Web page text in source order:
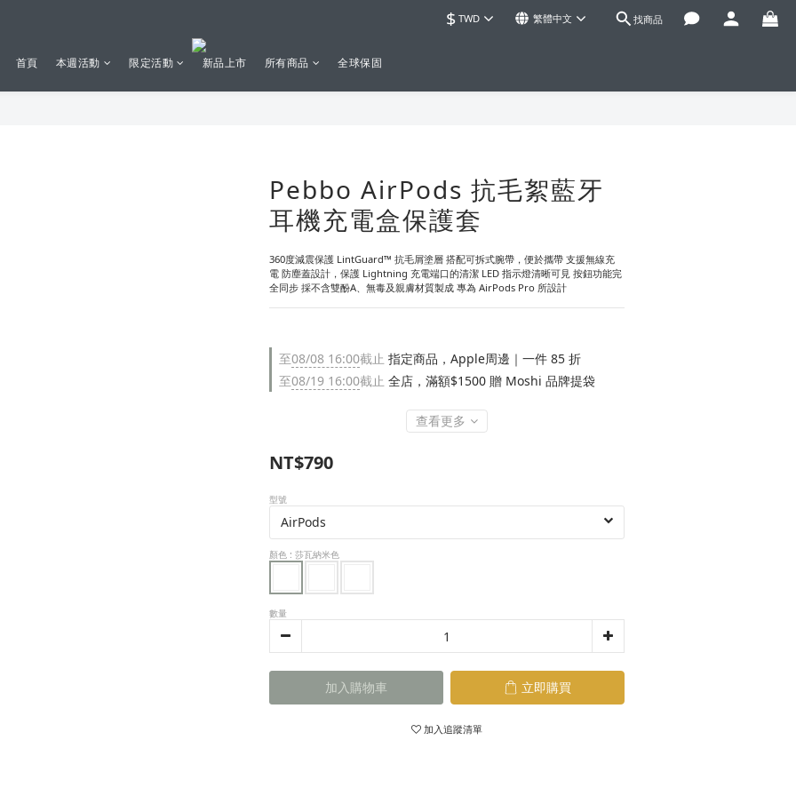
$ TWD 繁體中文 找商品
首頁 本週活動 限定活動 新品上市 所有商品 全球保固
Pebbo AirPods 抗毛絮藍牙
耳機充電盒保護套
360度減震保護 LintGuard™ 抗毛屑塗層 搭配可拆式腕帶，便於攜帶 支援無線充
電 防塵蓋設計，保護 Lightning 充電端口的清潔 LED 指示燈清晰可見 按鈕功能完
全同步 採不含雙酚A、無毒及親膚材質製成 專為 AirPods Pro 所設計
至08/08 16:00截止 指定商品，Apple周邊｜一件 85 折
至08/19 16:00截止 全店，滿額$1500 贈 Moshi 品牌提袋
查看更多
NT$790
型號
顏色 : 莎瓦納米色
數量
加入購物車 立即購買
加入追蹤清單